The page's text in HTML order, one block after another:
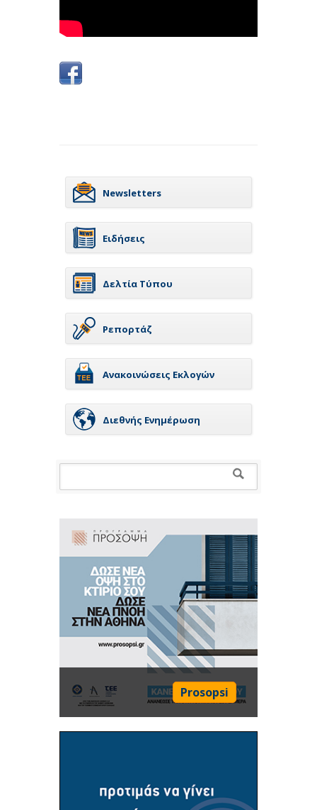
Newsletters
Ειδήσεις
Δελτία Τύπου
Ρεπορτάζ
Ανακοινώσεις Εκλογών
Διεθνής Ενημέρωση
Prosopsi